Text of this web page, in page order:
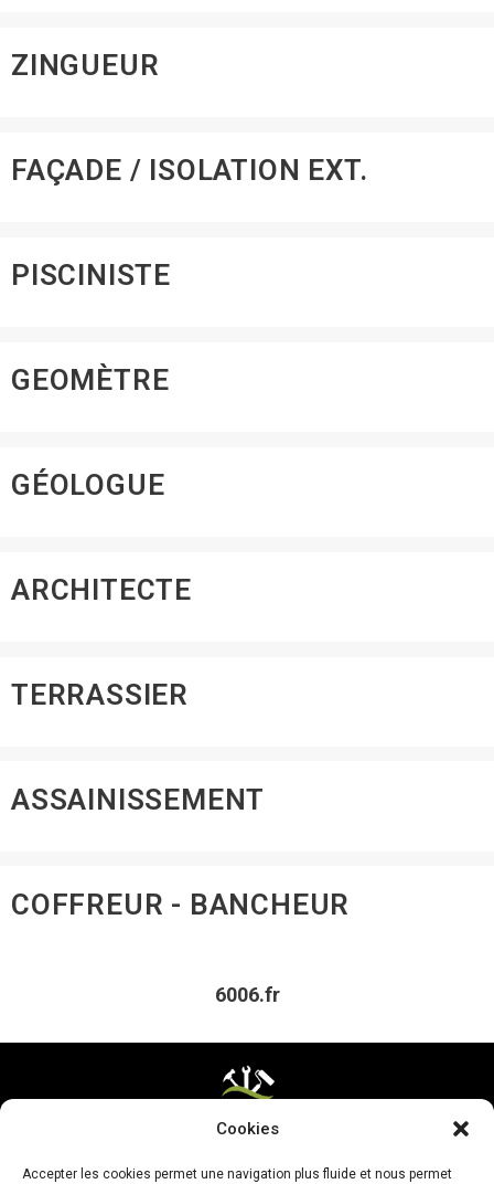
Cookies
Accepter les cookies permet une navigation plus fluide et nous permet
ZINGUEUR
FAÇADE / ISOLATION EXT.
PISCINISTE
GEOMÈTRE
GÉOLOGUE
ARCHITECTE
TERRASSIER
ASSAINISSEMENT
COFFREUR - BANCHEUR
6006.fr